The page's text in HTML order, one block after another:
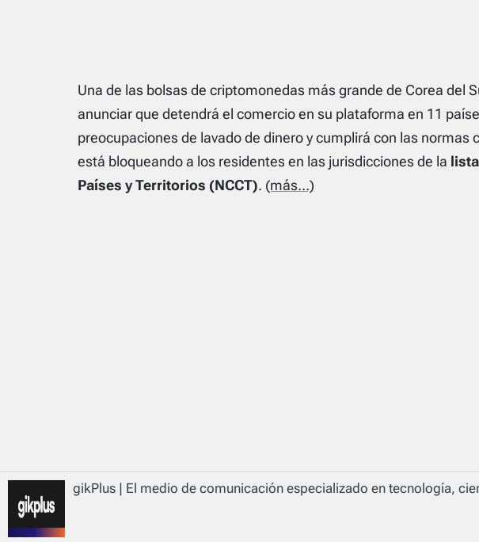
Una de las bolsas de criptomonedas más grande de Corea del
anunciar que detendrá el comercio en su plataforma en 11
preocupaciones de lavado de dinero y cumplirá con las normas
está bloqueando a los residentes en las jurisdicciones de la
Países y Territorios (NCCT). (más…)
gikPlus | El medio de comunicación especializado en tecnología,